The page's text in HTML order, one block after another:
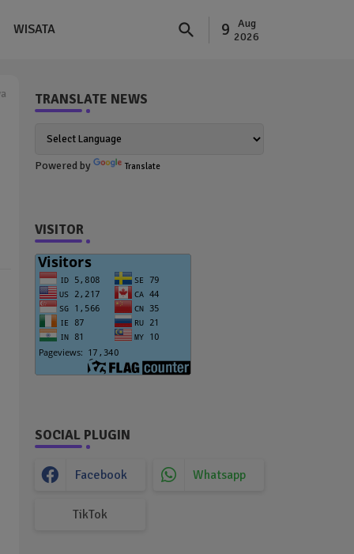
WISATA 9
Aug
2026
TRANSLATE NEWS
Powered by Translate
VISITOR
SOCIAL PLUGIN
Facebook Whatsapp
TikTok